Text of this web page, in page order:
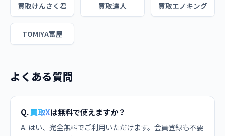
買取けんさく君 買取達人 買取エノキング
TOMIYA富屋
よくある質問
Q.買取Xは無料で使えますか？
A. はい、完全無料でご利用いただけます。会員登録も不要